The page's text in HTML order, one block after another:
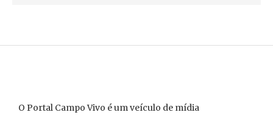
O Portal Campo Vivo é um veículo de mídia